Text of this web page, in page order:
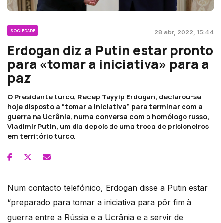
SOCIEDADE 28 abr, 2022, 15:44
Erdogan diz a Putin estar pronto
para «tomar a iniciativa» para a
paz
O Presidente turco, Recep Tayyip Erdogan, declarou-se
hoje disposto a “tomar a iniciativa” para terminar com a
guerra na Ucrânia, numa conversa com o homólogo russo,
Vladimir Putin, um dia depois de uma troca de prisioneiros
em território turco.
Num contacto telefónico, Erdogan disse a Putin estar
“preparado para tomar a iniciativa para pôr fim à
guerra entre a Rússia e a Ucrânia e a servir de